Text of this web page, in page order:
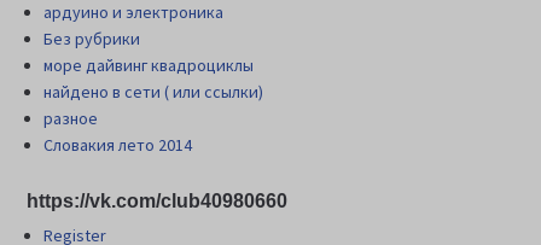
ардуино и электроника
Без рубрики
море дайвинг квадроциклы
найдено в сети ( или ссылки)
разное
Словакия лето 2014
https://vk.com/club40980660
Register